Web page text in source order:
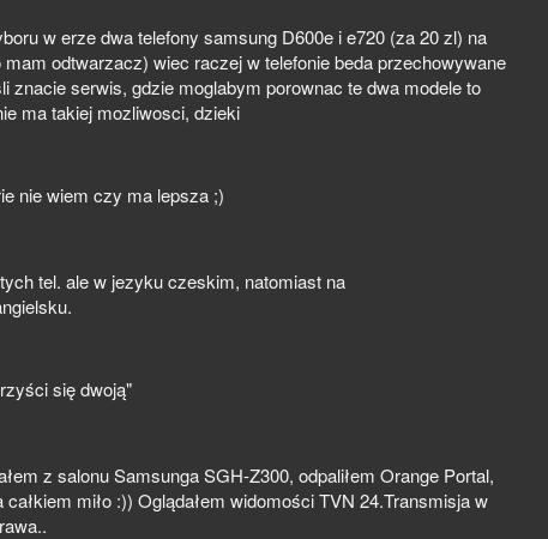
w erze dwa telefony samsung D600e i e720 (za 20 zl) na
odtwarzacz) wiec raczej w telefonie beda przechowywane
znacie serwis, gdzie moglabym porownac te dwa modele to
ma takiej mozliwosci, dzieki
nie wiem czy ma lepsza ;)
tel. ale w jezyku czeskim, natomiast na
się dwoją"
z salonu Samsunga SGH-Z300, odpaliłem Orange Portal,
miło :)) Oglądałem widomości TVN 24.Transmisja w